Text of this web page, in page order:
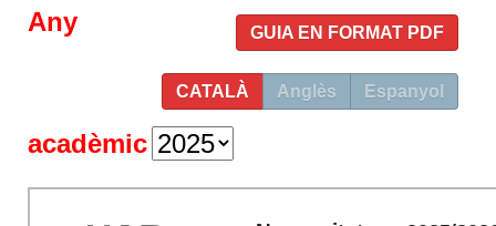
GUIA EN FORMAT PDF
CATALÀ Anglès Espanyol
Any
acadèmic